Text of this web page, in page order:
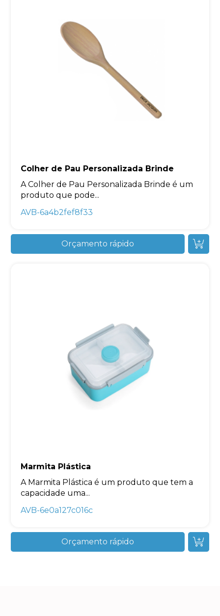
Colher de Pau Personalizada Brinde
A Colher de Pau Personalizada Brinde é um
produto que pode...
AVB-6a4b2fef8f33
Orçamento rápido
Marmita Plástica
A Marmita Plástica é um produto que tem a
capacidade uma...
AVB-6e0a127c016c
Orçamento rápido